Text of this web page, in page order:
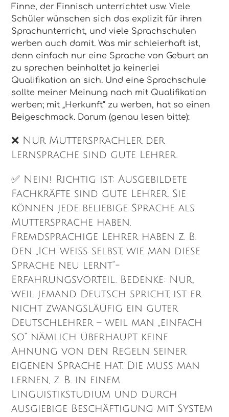
Finne, der Finnisch unterrichtet usw. Viele
Schüler wünschen sich das explizit für ihren
Sprachunterricht, und viele Sprachschulen
werben auch damit. Was mir schleierhaft ist,
denn einfach nur eine Sprache von Geburt an
zu sprechen beinhaltet ja keinerlei
Qualifikation an sich. Und eine Sprachschule
sollte meiner Meinung nach mit Qualifikation
werben; mit „Herkunft“ zu werben, hat so einen
Beigeschmack. Darum (genau lesen bitte):
❌ Nur Muttersprachler der
Lernsprache sind gute Lehrer.
✅ Nein! Richtig ist: Ausgebildete
Fachkräfte sind gute Lehrer. Sie
können jede beliebige Sprache als
Muttersprache haben.
Fremdsprachige Lehrer haben z. B.
den „Ich weiß selbst, wie man diese
Sprache neu lernt“-
Erfahrungsvorteil. Bedenke: Nur,
weil jemand Deutsch spricht, ist er
nicht zwangsläufig ein guter
Deutschlehrer – weil man „einfach
so“ nämlich überhaupt keine
Ahnung von den Regeln seiner
eigenen Sprache hat. Die muss man
lernen, z. B. in einem
Linguistikstudium und durch
ausgiebige Beschäftigung mit System